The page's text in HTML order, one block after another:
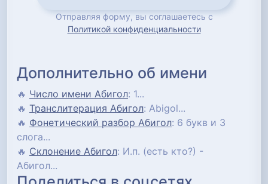
Отправляя форму, вы соглашаетесь с
Политикой конфиденциальности
Дополнительно об имени
🔥 Число имени Абигол: 1...
🔥 Транслитерация Абигол: Abigol...
🔥 Фонетический разбор Абигол: 6 букв и 3
слога...
🔥 Склонение Абигол: И.п. (есть кто?) -
Абигол...